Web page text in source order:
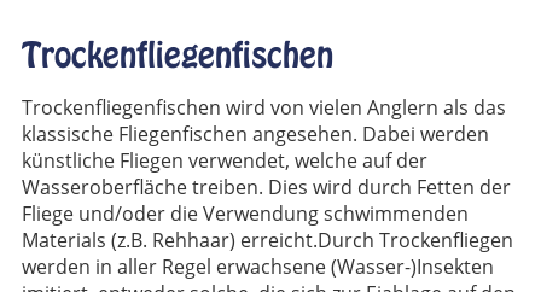
Trockenfliegenfischen
Trockenfliegenfischen wird von vielen Anglern als das
klassische Fliegenfischen angesehen. Dabei werden
künstliche Fliegen verwendet, welche auf der
Wasseroberfläche treiben. Dies wird durch Fetten der
Fliege und/oder die Verwendung schwimmenden
Materials (z.B. Rehhaar) erreicht.Durch Trockenfliegen
werden in aller Regel erwachsene (Wasser-)Insekten